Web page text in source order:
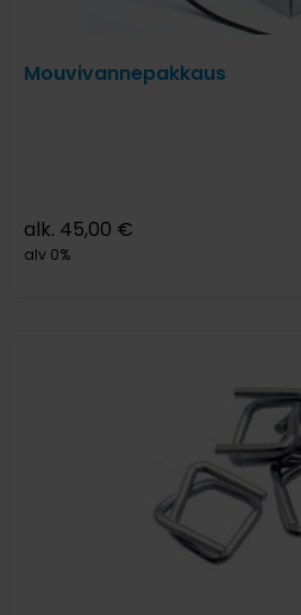
Mouvivannepakkaus
alk. 45,00 €
alv 0%